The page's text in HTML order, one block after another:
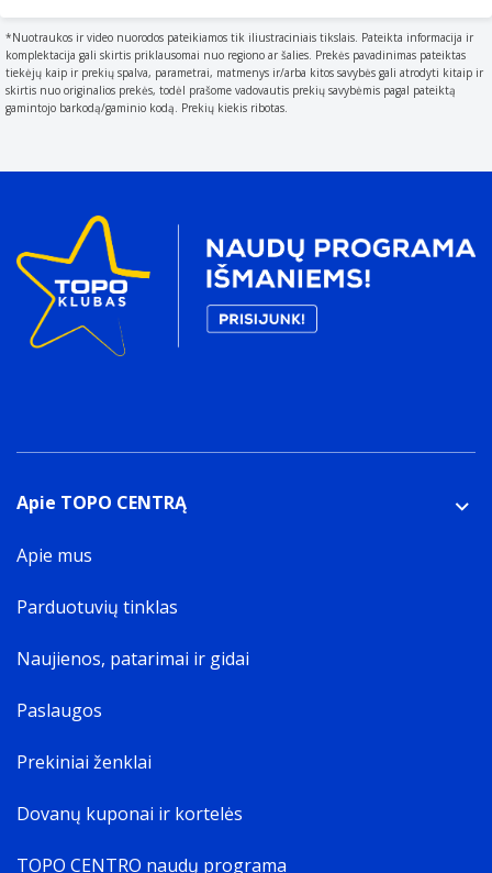
*Nuotraukos ir video nuorodos pateikiamos tik iliustraciniais tikslais. Pateikta informacija ir
komplektacija gali skirtis priklausomai nuo regiono ar šalies. Prekės pavadinimas pateiktas
tiekėjų kaip ir prekių spalva, parametrai, matmenys ir/arba kitos savybės gali atrodyti kitaip ir
skirtis nuo originalios prekės, todėl prašome vadovautis prekių savybėmis pagal pateiktą
gamintojo barkodą/gaminio kodą. Prekių kiekis ribotas.
Apie TOPO CENTRĄ
Apie mus
Parduotuvių tinklas
Naujienos, patarimai ir gidai
Paslaugos
Prekiniai ženklai
Dovanų kuponai ir kortelės
TOPO CENTRO naudų programa